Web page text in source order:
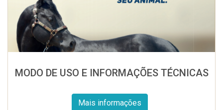
MODO DE USO E INFORMAÇÕES TÉCNICAS
Mais informações